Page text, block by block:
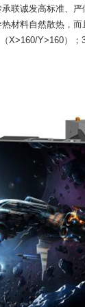
联诚发高标准、
材料自然散热，
X>160/Y>160）